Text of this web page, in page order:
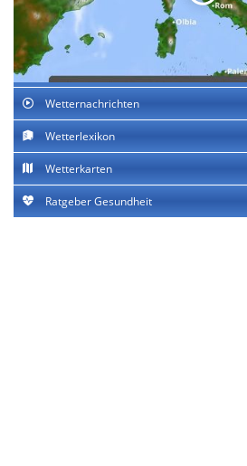
Wetternachrichten
Wetterlexikon
Wetterkarten
Ratgeber Gesundheit